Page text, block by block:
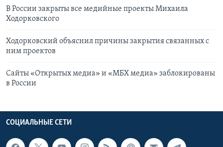
В России закрыты все медийные проекты Михаила
Ходорковского
Ходорковский объяснил причины закрытия связанных с
ним проектов
Сайты «Открытых медиа» и «МБХ медиа» заблокированы
в России
СОЦИАЛЬНЫЕ СЕТИ